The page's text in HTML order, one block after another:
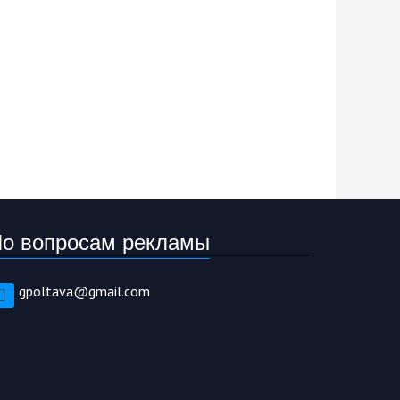
вопросам рекламы
gpoltava@gmail.com